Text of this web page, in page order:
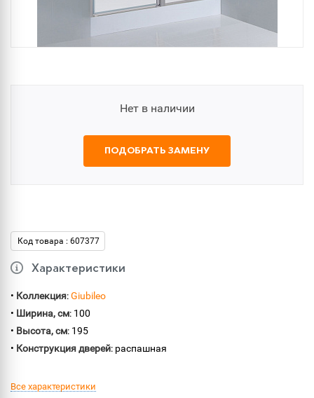
Нет в наличии
ПОДОБРАТЬ ЗАМЕНУ
Код товара : 607377
Характеристики
• Коллекция:Giubileo
• Ширина, см: 100
• Высота, см: 195
• Конструкция дверей: распашная
Все характеристики